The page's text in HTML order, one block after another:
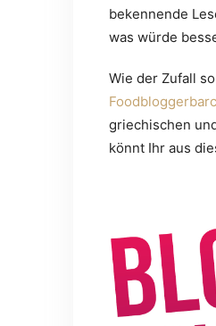
bekennende
was würde
Wie der Zufall
griechischen
könnt Ihr aus